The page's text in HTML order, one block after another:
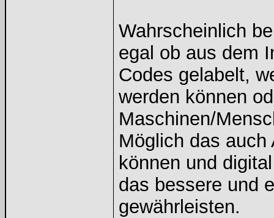
Wahrscheinlich
egal ob aus dem
Codes gelabelt,
werden können
Maschinen/
Möglich das auch
können und
das bessere und
gewährleisten.